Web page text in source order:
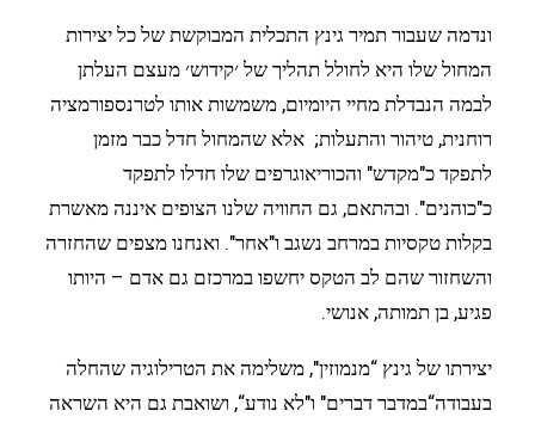
ונדמה שעבור תמיר גינץ התכלית המבוקשת של כל יצירות
המחול שלו היא לחולל תהליך של ׳קידוש׳ מעצם העלתן
לבמה הנבדלת מחיי היומיום, משמשות אותו לטרנספורמציה
רוחנית, טיהור והתעלות; אלא שהמחול חדל כבר מזמן
לתפקד כ"מקדש" והכוריאוגרפים שלו חדלו לתפקד
כ"כוהנים". ובהתאם, גם החוויה שלנו הצופים איננה מאשרת
בקלות טקסיות במרחב נשגב ו"אחר". ואנחנו מצפים שהחזרה
והשחזור שהם לב הטקס יחשפו במרכזם גם אדם – היותו
פגיע, בן תמותה, אנושי.
יצירתו של גינץ “מנמוזין", משלימה את הטרילוגיה שהחלה
בעבודה“במדבר דברים" ו"לא נודע“, ושואבת גם היא השראה